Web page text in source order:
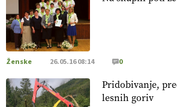
[EKOloško = LOGIČNO
pridelava z mislijo na naravo.
@EUAgri #IMCAP #CAP https://t.co/Bf31lnQSIb
Ženske 26.05.16 08:14 0
Pridobivanje,
lesnih goriv